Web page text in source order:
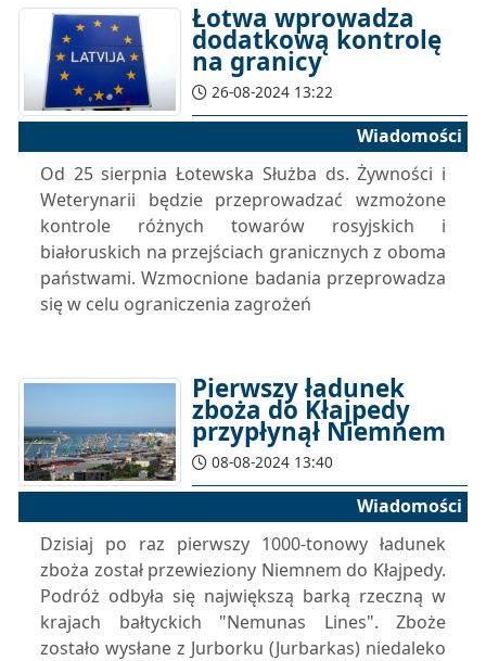
Łotwa wprowadza
dodatkową kontrolę
na granicy
26-08-2024 13:22
Wiadomości
Od 25 sierpnia Łotewska Służba ds. Żywności i
Weterynarii będzie przeprowadzać wzmożone
kontrole różnych towarów rosyjskich i
białoruskich na przejściach granicznych z oboma
państwami. Wzmocnione badania przeprowadza
się w celu ograniczenia zagrożeń
Pierwszy ładunek
zboża do Kłajpedy
przypłynął Niemnem
08-08-2024 13:40
Wiadomości
Dzisiaj po raz pierwszy 1000-tonowy ładunek
zboża został przewieziony Niemnem do Kłajpedy.
Podróż odbyła się największą barką rzeczną w
krajach bałtyckich "Nemunas Lines". Zboże
zostało wysłane z Jurborku (Jurbarkas) niedaleko